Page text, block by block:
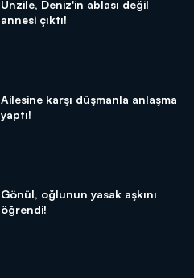
Ünzile, Deniz'in ablası değil
annesi çıktı!
Ailesine karşı düşmanla anlaşma
yaptı!
Gönül, oğlunun yasak aşkını
öğrendi!